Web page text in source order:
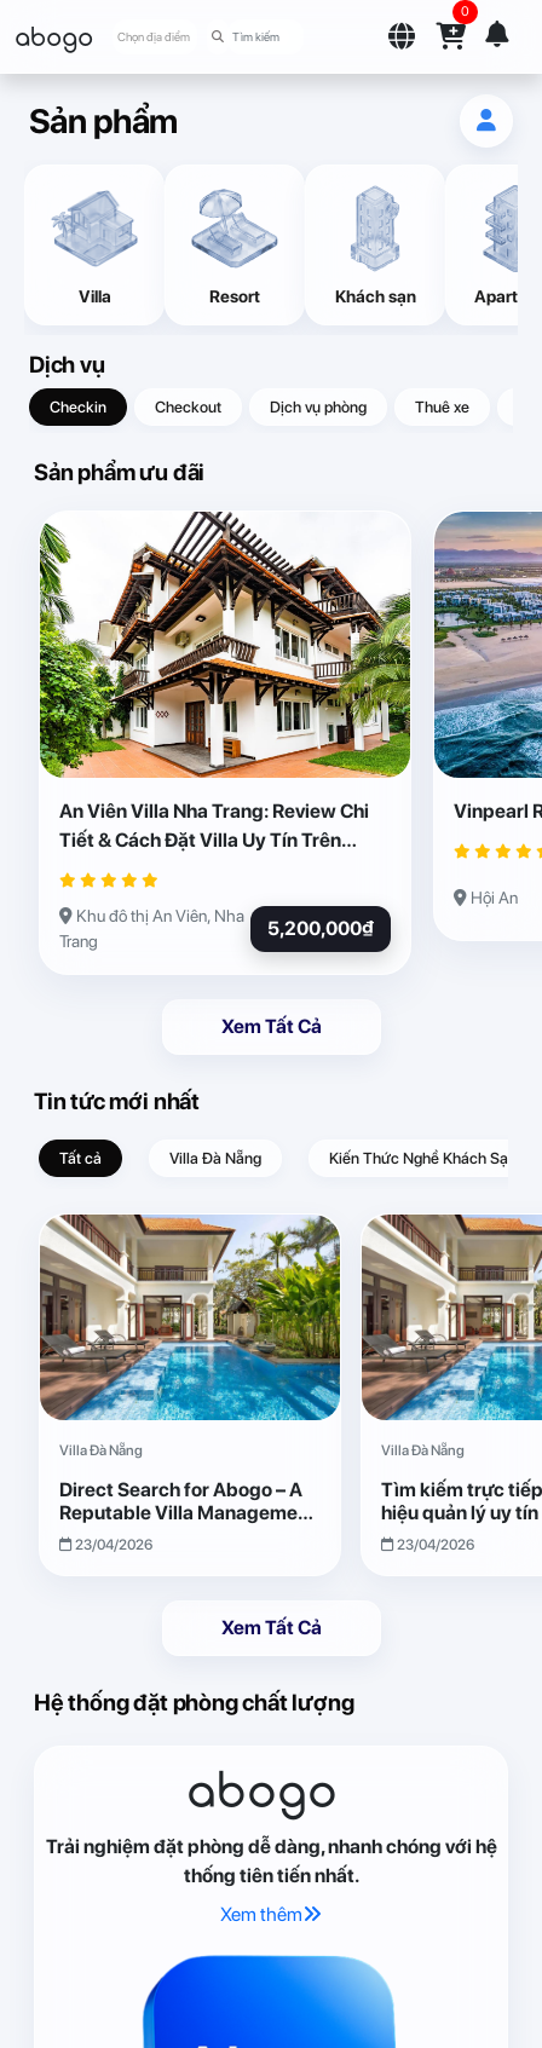
abogo Chọn địa điểm
0
Sản phẩm
Villa Resort Khách sạn
Dịch vụ
Checkin Checkout Dịch vụ phòng Thuê xe
Sản phẩm ưu đãi
An Viên Villa Nha Trang: Review Chi
Tiết & Cách Đặt Villa Uy Tín Trên
Abogo
Khu đô thị An Viên, Nha
Trang
5,200,000₫
Vinpearl
Hội An
Xem Tất Cả
Tin tức mới nhất
Tất cả Villa Đà Nẵng Kiến Thức Nghề Khách Sạn –
Villa Đà Nẵng
Direct Search for Abogo – A
Reputable Villa Management
Brand with Transparent and
Effective Operations
23/04/2026
Villa Đà Nẵng
Tìm kiếm trực
hiệu quản lý uy
Giải pháp vận
quả, minh bạch
23/04/2026
Xem Tất Cả
Hệ thống đặt phòng chất lượng
abogo
Trải nghiệm đặt phòng dễ dàng, nhanh chóng với hệ
thống tiên tiến nhất.
Xem thêm